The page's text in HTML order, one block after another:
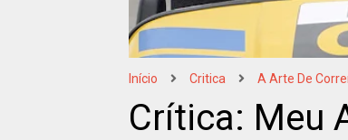
Início Critica A Arte De
Crítica: Meu